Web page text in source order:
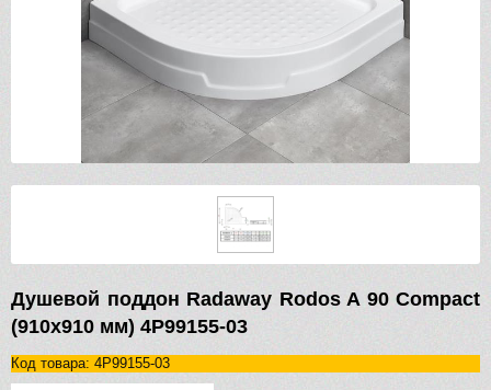
Душевой поддон Radaway Rodos A 90 Compact
(910х910 мм) 4P99155-03
Код товара: 4P99155-03